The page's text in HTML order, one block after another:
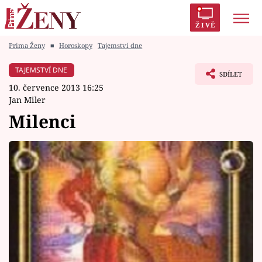
ŽIVĚ
Módní alarm
Témata
Celebrity
Vztahy
Seriály
Prima Ženy ■ Horoskopy Tajemství dne
TAJEMSTVÍ DNE
10. července 2013 16:25
Jan Miler
SDÍLET
Milenci